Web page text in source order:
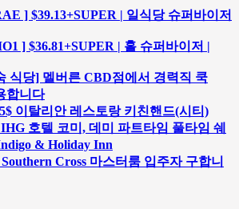
] $39.13+SUPER | 일식당 슈퍼바이저
] $36.81+SUPER | 홀 슈퍼바이저 |
식당] 멜버른 CBD점에서 경력직 쿡
합니다
이탈리안 레스토랑 키친핸드(시티)
호텔 코미, 데미 파트타임 풀타임 쉐
& Holiday Inn
Cross 마스터룸 입주자 구합니